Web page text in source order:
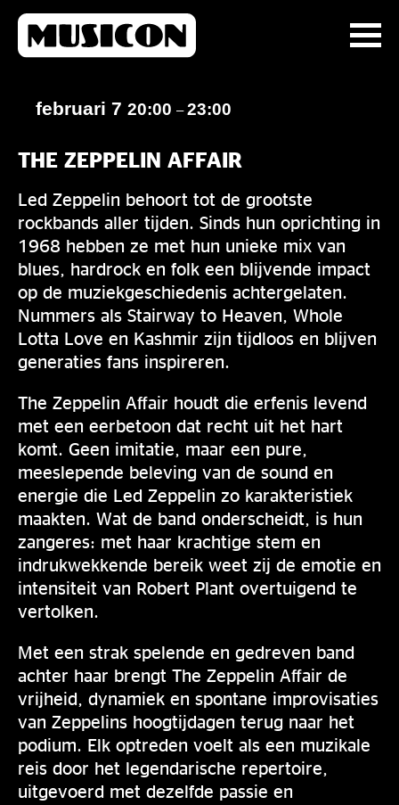
februari 7 20:00 –23:00
THE ZEPPELIN AFFAIR
Led Zeppelin behoort tot de grootste
rockbands aller tijden. Sinds hun oprichting in
1968 hebben ze met hun unieke mix van
blues, hardrock en folk een blijvende impact
op de muziekgeschiedenis achtergelaten.
Nummers als Stairway to Heaven, Whole
Lotta Love en Kashmir zijn tijdloos en blijven
generaties fans inspireren.
The Zeppelin Affair houdt die erfenis levend
met een eerbetoon dat recht uit het hart
komt. Geen imitatie, maar een pure,
meeslepende beleving van de sound en
energie die Led Zeppelin zo karakteristiek
maakten. Wat de band onderscheidt, is hun
zangeres: met haar krachtige stem en
indrukwekkende bereik weet zij de emotie en
intensiteit van Robert Plant overtuigend te
vertolken.
Met een strak spelende en gedreven band
achter haar brengt The Zeppelin Affair de
vrijheid, dynamiek en spontane improvisaties
van Zeppelins hoogtijdagen terug naar het
podium. Elk optreden voelt als een muzikale
reis door het legendarische repertoire,
uitgevoerd met dezelfde passie en